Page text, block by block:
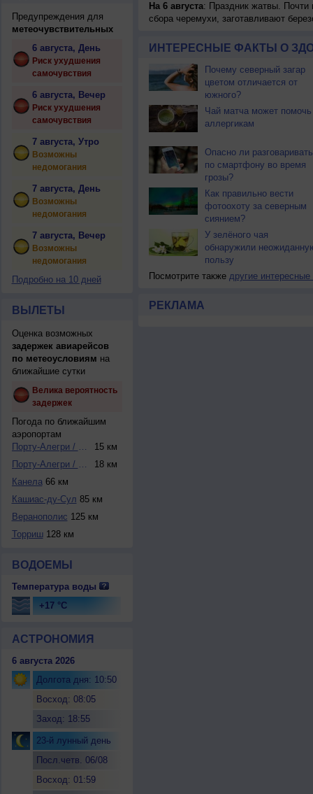
Предупреждения для
метеочувствительных
6 августа, День
Риск ухудшения
самочувствия
6 августа, Вечер
Риск ухудшения
самочувствия
7 августа, Утро
Возможны
недомогания
7 августа, День
Возможны
недомогания
7 августа, Вечер
Возможны
недомогания
Подробно на 10 дней
ВЫЛЕТЫ
Оценка возможных
задержек авиарейсов
по метеоусловиям на
ближайшие сутки
Велика вероятность
задержек
Погода по ближайшим
аэропортам
Порту-Алегри / Ка...
15 км
Порту-Алегри / Са...
18 км
Канела66 км
Кашиас-ду-Сул 85 км
Веранополис 125 км
Торриш128 км
ВОДОЕМЫ
Температура воды
+17 °C
АСТРОНОМИЯ
6 августа 2026
Долгота дня: 10:50
Восход: 08:05
Заход: 18:55
23-й лунный день
Посл.четв. 06/08
Восход: 01:59
На 6 августа: Праздник жатвы. Почти
сбора черемухи, заготавливают
ИНТЕРЕСНЫЕ ФАКТЫ О
Почему северный загар
цветом отличается от
южного?
Чай матча может помочь
аллергикам
Опасно ли разговаривать
по смартфону во время
грозы?
Как правильно вести
фотоохоту за северным
сиянием?
У зелёного чая
обнаружили
пользу
Посмотрите также другие интересные
РЕКЛАМА